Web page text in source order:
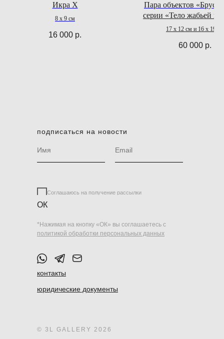
Икра X
8 х 9 см
16 000 р.
Пара объектов
серии «Тело жабьей
17 х 12 см и 16 х 19 см
60 000 р.
подписаться на новости
© 3L GALLERY 2026
Соглашаюсь на получение рассылки
ОК
контакты
юридические документы
*Нажимая на кнопку «ОК» вы соглашаетесь с
политикой обработки персональных данных